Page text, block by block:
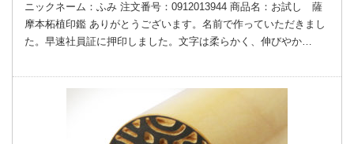
ニックネーム：ふみ 注文番号：0912013944 商品名：お試し 薩
摩本柘植印鑑 ありがとうございます。名前で作っていただきまし
た。早速社員証に押印しました。文字は柔らかく、伸びやか…